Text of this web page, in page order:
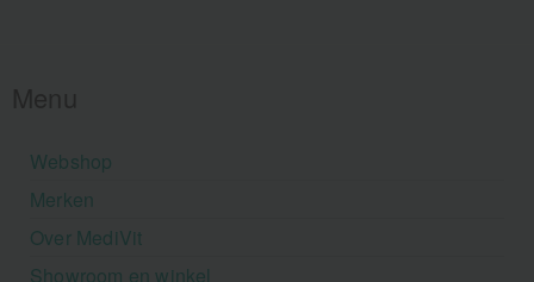
Webshop
Merken
Over MediVit
Showroom en winkel